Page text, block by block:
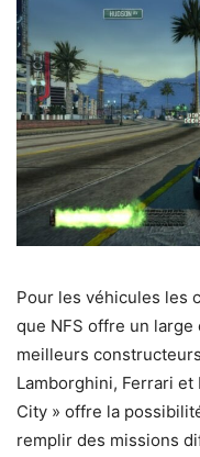
Pour les véhicules les
que NFS offre un
meilleurs
Lamborghini, Ferrari
City » offre la
remplir des missions